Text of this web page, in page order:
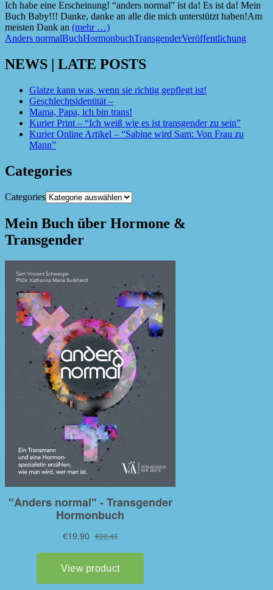
Ich habe eine Erscheinung! “anders normal” ist da! Es ist da! Mein
Buch Baby!!! Danke, danke an alle die mich unterstützt haben!Am
meisten Dank an (mehr …)
Anders normalBuchHormonbuchTransgenderVeröffentlichung
NEWS | LATE POSTS
Glatze kann was, wenn sie richtig gepflegt ist!
Geschlechtsidentität –
Mama, Papa, ich bin trans!
Kurier Print – “Ich weiß wie es ist transgender zu sein”
Kurier Online Artikel – “Sabine wird Sam: Von Frau zu
Mann”
Categories
Categories
Mein Buch über Hormone &
Transgender